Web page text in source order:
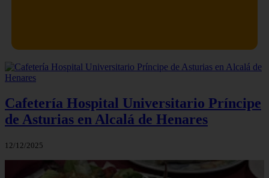
Cafetería Hospital Universitario Príncipe
de Asturias en Alcalá de Henares
12/12/2025